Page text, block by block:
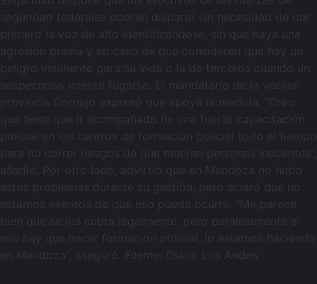
seguridad federales podrán disparar sin necesidad de dar
primero la voz de alto identificándose, sin que haya una
agresión previa y en caso de que consideren que hay un
peligro inminente para su vida o la de terceros cuando un
sospechoso intente fugarse. El mandatario de la vecina
provincia Cornejo expresó que apoya la medida. “Creo
que tiene que ir acompañado de una fuerte capacitación
policial en los centros de formación policial todo el tiempo
para no correr riesgos de que mueran personas inocentes”,
añadió. Por otro lado, advirtió que en Mendoza no hubo
estos problemas durante su gestión, pero aclaró que no
estamos exentos de que eso pueda ocurrir. “Me parece
bien que se los cubra legalmente, pero paralelamente a
eso hay que hacer formación policial, lo estamos haciendo
en Mendoza”, aseguró. Fuente: Diario Los Andes